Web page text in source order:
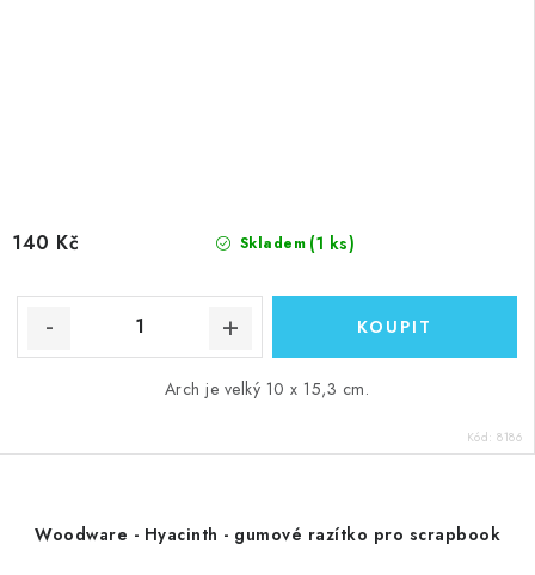
Skladem (1 ks)
140 Kč
Arch je velký 10 x 15,3 cm.
Kód: 8186
Woodware - Hyacinth - gumové razítko pro scrapbook